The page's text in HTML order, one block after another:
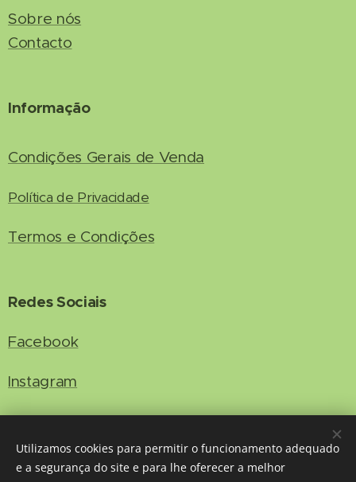
Sobre nós
Contacto
Informação
Condições Gerais de Venda
Política de Privacidade
Termos e Condições
Redes Sociais
Facebook
Instagram
Contacto
Utilizamos cookies para permitir o funcionamento adequado
e a segurança do site e para lhe oferecer a melhor